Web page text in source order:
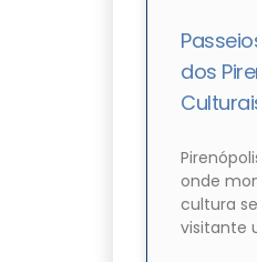
dos
onde
cultura
visitante